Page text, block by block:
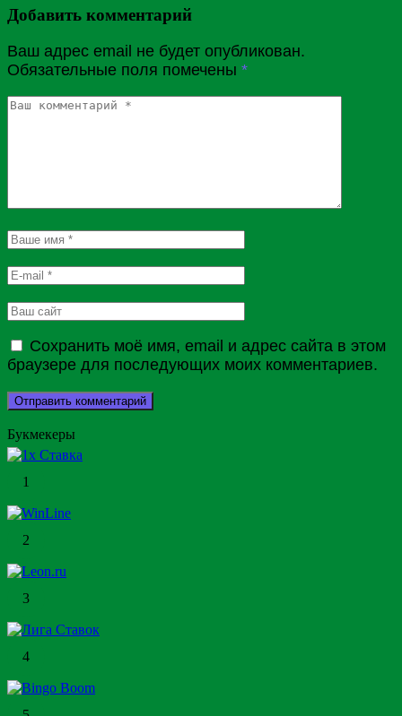
Добавить комментарий
Ваш адрес email не будет опубликован.
Обязательные поля помечены *
Сохранить моё имя, email и адрес сайта в этом
браузере для последующих моих комментариев.
Букмекеры
1
2
3
4